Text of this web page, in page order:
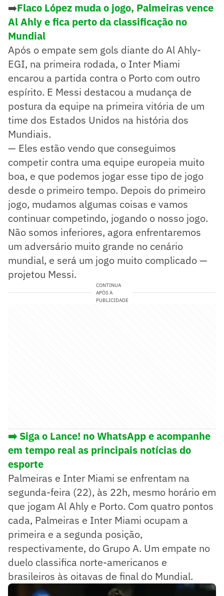
➡️Flaco López muda o jogo, Palmeiras vence
Al Ahly e fica perto da classificação no
Mundial
Após o empate sem gols diante do Al Ahly-
EGI, na primeira rodada, o Inter Miami
encarou a partida contra o Porto com outro
espírito. E Messi destacou a mudança de
postura da equipe na primeira vitória de um
time dos Estados Unidos na história dos
Mundiais.
— Eles estão vendo que conseguimos
competir contra uma equipe europeia muito
boa, e que podemos jogar esse tipo de jogo
desde o primeiro tempo. Depois do primeiro
jogo, mudamos algumas coisas e vamos
continuar competindo, jogando o nosso jogo.
Não somos inferiores, agora enfrentaremos
um adversário muito grande no cenário
mundial, e será um jogo muito complicado —
projetou Messi.
CONTINUA
APÓS A
PUBLICIDADE
➡️ Siga o Lance! no WhatsApp e acompanhe
em tempo real as principais notícias do
esporte
Palmeiras e Inter Miami se enfrentam na
segunda-feira (22), às 22h, mesmo horário em
que jogam Al Ahly e Porto. Com quatro pontos
cada, Palmeiras e Inter Miami ocupam a
primeira e a segunda posição,
respectivamente, do Grupo A. Um empate no
duelo classifica norte-americanos e
brasileiros às oitavas de final do Mundial.